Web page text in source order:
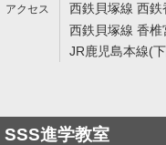
西鉄貝塚線 西
西鉄貝塚線 香
JR鹿児島本線(
SSS進学教室